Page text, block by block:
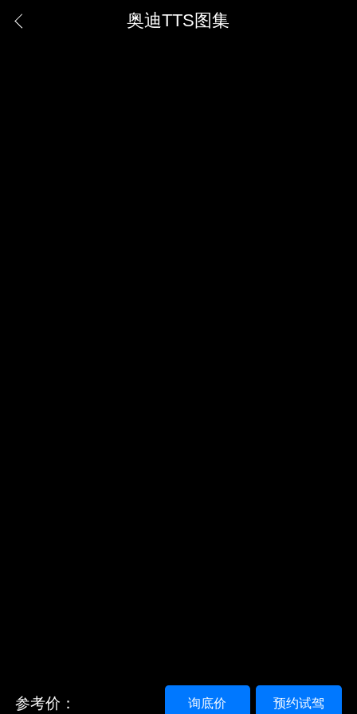
奥迪TTS图集
参考价： 预约试驾
询底价